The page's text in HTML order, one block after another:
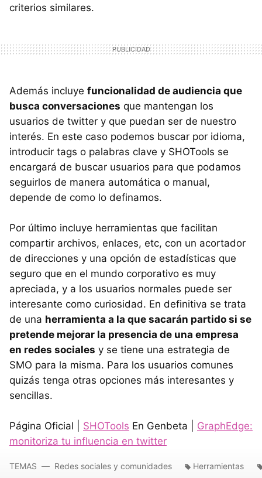
criterios similares.
Además incluye funcionalidad de audiencia que
busca conversaciones que mantengan los
usuarios de twitter y que puedan ser de nuestro
interés. En este caso podemos buscar por idioma,
introducir tags o palabras clave y SHOTools se
encargará de buscar usuarios para que podamos
seguirlos de manera automática o manual,
depende de como lo definamos.
Por último incluye herramientas que facilitan
compartir archivos, enlaces, etc, con un acortador
de direcciones y una opción de estadísticas que
seguro que en el mundo corporativo es muy
apreciada, y a los usuarios normales puede ser
interesante como curiosidad. En definitiva se trata
de una herramienta a la que sacarán partido si se
pretende mejorar la presencia de una empresa
en redes sociales y se tiene una estrategia de
SMO para la misma. Para los usuarios comunes
quizás tenga otras opciones más interesantes y
sencillas.
Página Oficial | SHOTools En Genbeta | GraphEdge:
monitoriza tu influencia en twitter
TEMAS Redes sociales y comunidades Herramientas